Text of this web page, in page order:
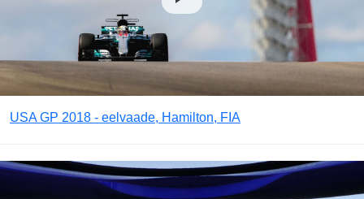
USA GP 2018 - eelvaade, Hamilton, FIA